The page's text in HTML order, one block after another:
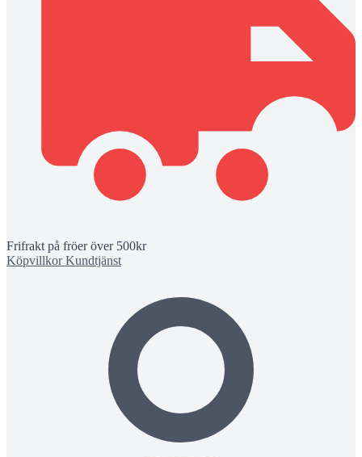
Frifrakt på fröer över 500kr
KöpvillkorKundtjänst